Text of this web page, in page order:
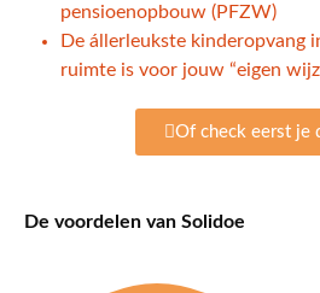
pensioenopbouw (PFZW)
De állerleukste kinderopvang
ruimte is voor jouw “eigen
Of check eerst je
De voordelen van Solidoe